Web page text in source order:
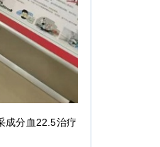
分血22.5治疗